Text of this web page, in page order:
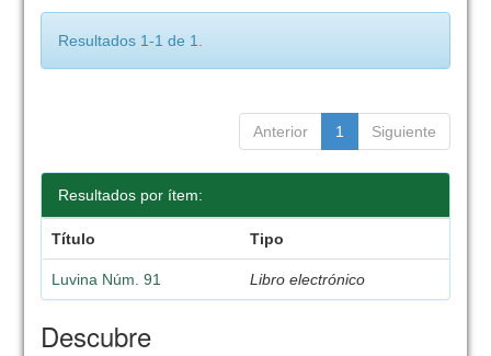
Resultados 1-1 de 1.
Anterior 1 Siguiente
Resultados por ítem:
Título Tipo
Luvina Núm. 91 Libro electrónico
Descubre